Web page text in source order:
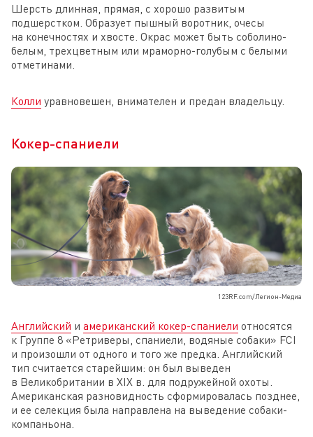
Шерсть длинная, прямая, с хорошо развитым
подшерстком. Образует пышный воротник, очесы
на конечностях и хвосте. Окрас может быть соболино-
белым, трехцветным или мраморно-голубым с белыми
отметинами.
Колли уравновешен, внимателен и предан владельцу.
Кокер-спаниели
123RF.com/Легион-Медиа
Английский и американский кокер-спаниели относятся
к Группе 8 «Ретриверы, спаниели, водяные собаки» FCI
и произошли от одного и того же предка. Английский
тип считается старейшим: он был выведен
в Великобритании в XIX в. для подружейной охоты.
Американская разновидность сформировалась позднее,
и ее селекция была направлена на выведение собаки-
компаньона.